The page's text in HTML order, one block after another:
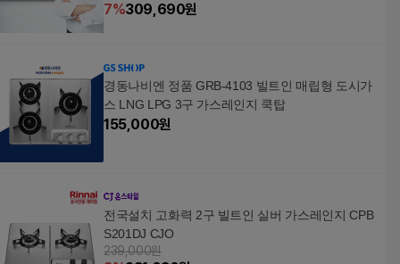
7%309,690원
경동나비엔 정품 GRB-4103 빌트인 매립형 도시가
스 LNG LPG 3구 가스레인지 쿡탑
155,000원
전국설치 고화력 2구 빌트인 실버 가스레인지 CPB
S201DJ CJO
239,000원